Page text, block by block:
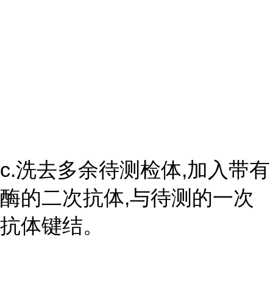
c.洗去多余待测检体,加入带有
酶的二次抗体,与待测的一次
抗体键结。